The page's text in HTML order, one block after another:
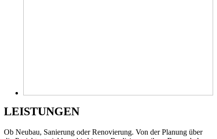
LEISTUNGEN
Ob Neubau, Sanierung oder Renovierung. Von der Planung über